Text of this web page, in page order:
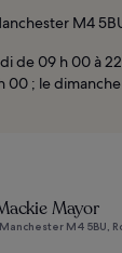
M4
de 09 h 00 à
00 ; le
Mayor
Manchester M4 5BU,